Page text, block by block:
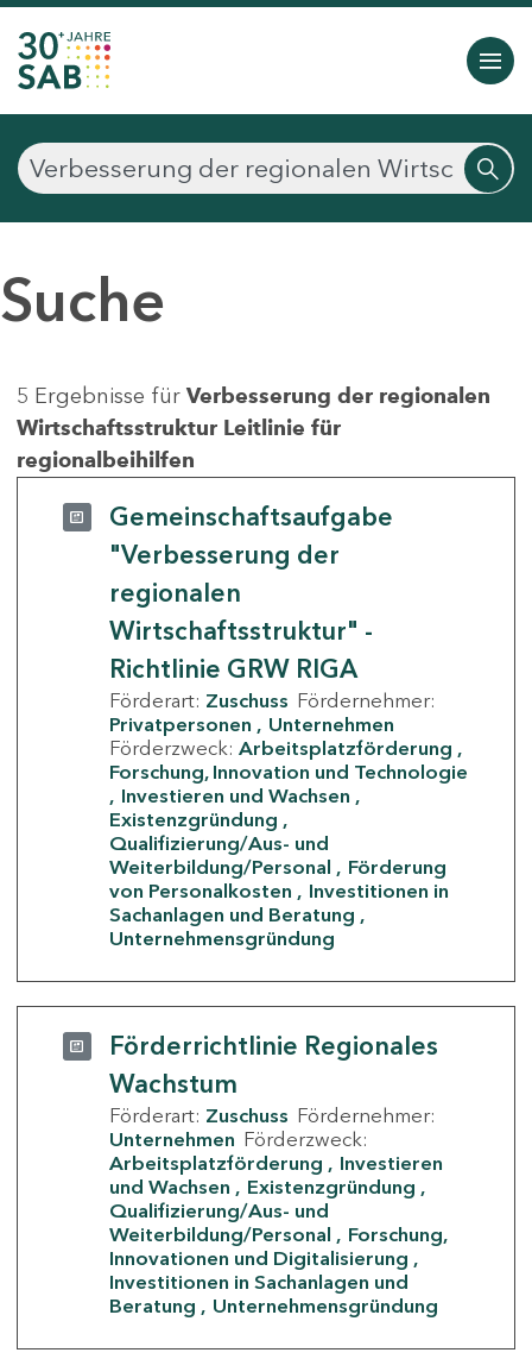
Suche
5 Ergebnisse für Verbesserung der regionalen
Wirtschaftsstruktur Leitlinie für
regionalbeihilfen
Gemeinschaftsaufgabe
"Verbesserung der
regionalen
Wirtschaftsstruktur" -
Richtlinie GRW RIGA
Förderart: Zuschuss Fördernehmer:
Privatpersonen
Unternehmen
Förderzweck: Arbeitsplatzförderung
Forschung, Innovation und Technologie
Investieren und Wachsen
Existenzgründung
Qualifizierung/Aus- und
Weiterbildung/Personal
Förderung
von Personalkosten
Investitionen in
Sachanlagen und Beratung
Unternehmensgründung
Förderrichtlinie Regionales
Wachstum
Förderart: Zuschuss Fördernehmer:
Unternehmen Förderzweck:
Arbeitsplatzförderung
Investieren
und Wachsen
Existenzgründung
Qualifizierung/Aus- und
Weiterbildung/Personal
Forschung,
Innovationen und Digitalisierung
Investitionen in Sachanlagen und
Beratung
Unternehmensgründung